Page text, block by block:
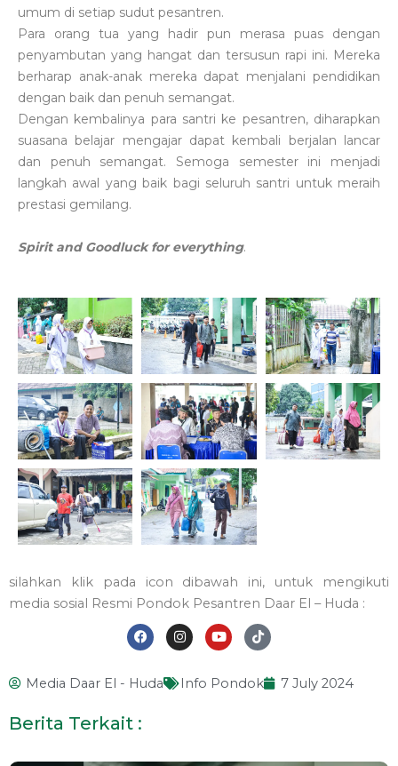
umum di setiap sudut pesantren.
Para orang tua yang hadir pun merasa puas dengan
penyambutan yang hangat dan tersusun rapi ini. Mereka
berharap anak-anak mereka dapat menjalani pendidikan
dengan baik dan penuh semangat.
Dengan kembalinya para santri ke pesantren, diharapkan
suasana belajar mengajar dapat kembali berjalan lancar
dan penuh semangat. Semoga semester ini menjadi
langkah awal yang baik bagi seluruh santri untuk meraih
prestasi gemilang.
Spirit and Goodluck for everything.
silahkan klik pada icon dibawah ini, untuk mengikuti
media sosial Resmi Pondok Pesantren Daar El – Huda :
c
o
n
s
o
u
i
k
Media Daar El - Huda Info Pondok 7 July 2024
Berita Terkait :